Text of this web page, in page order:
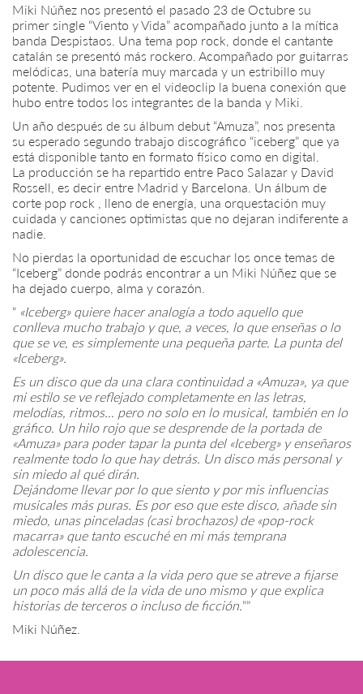
Miki Núñez nos presentó el pasado 23 de Octubre su
primer single “Viento y Vida” acompañado junto a la mítica
banda Despistaos. Una tema pop rock, donde el cantante
catalán se presentó más rockero. Acompañado por guitarras
melódicas, una batería muy marcada y un estribillo muy
potente. Pudimos ver en el videoclip la buena conexión que
hubo entre todos los integrantes de la banda y Miki.
Un año después de su álbum debut “Amuza”, nos presenta
su esperado segundo trabajo discográfico “iceberg” que ya
está disponible tanto en formato físico como en digital.
La producción se ha repartido entre Paco Salazar y David
Rossell, es decir entre Madrid y Barcelona. Un álbum de
corte pop rock , lleno de energía, una orquestación muy
cuidada y canciones optimistas que no dejaran indiferente a
nadie.
No pierdas la oportunidad de escuchar los once temas de
“Iceberg” donde podrás encontrar a un Miki Núñez que se
ha dejado cuerpo, alma y corazón.
“ «Iceberg» quiere hacer analogía a todo aquello que
conlleva mucho trabajo y que, a veces, lo que enseñas o lo
que se ve, es simplemente una pequeña parte. La punta del
«Iceberg».
Es un disco que da una clara continuidad a «Amuza», ya que
mi estilo se ve reflejado completamente en las letras,
melodías, ritmos… pero no solo en lo musical, también en lo
gráfico. Un hilo rojo que se desprende de la portada de
«Amuza» para poder tapar la punta del «Iceberg» y enseñaros
realmente todo lo que hay detrás. Un disco más personal y
sin miedo al qué dirán.
Dejándome llevar por lo que siento y por mis influencias
musicales más puras. Es por eso que este disco, añade sin
miedo, unas pinceladas (casi brochazos) de «pop-rock
macarra» que tanto escuché en mi más temprana
adolescencia.
Un disco que le canta a la vida pero que se atreve a fijarse
un poco más allá de la vida de uno mismo y que explica
historias de terceros o incluso de ficción. ””
Miki Núñez.